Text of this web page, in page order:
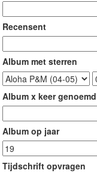
Recensent
Album met sterren
Album x keer genoemd
Album op jaar
Tijdschrift opvragen